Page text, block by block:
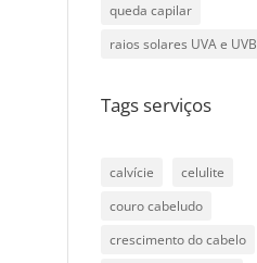
queda capilar
raios solares UVA e UVB
Tags serviços
calvície
celulite
couro cabeludo
crescimento do cabelo